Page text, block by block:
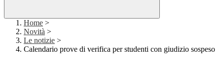
Home >
Novità >
Le notizie >
Calendario prove di verifica per studenti con giudizio sospeso